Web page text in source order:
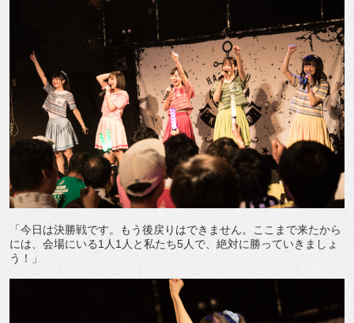
「今日は決勝戦です。もう後戻りはできません。ここまで来たから
には、会場にいる1人1人と私たち5人で、絶対に勝っていきましょ
う！」